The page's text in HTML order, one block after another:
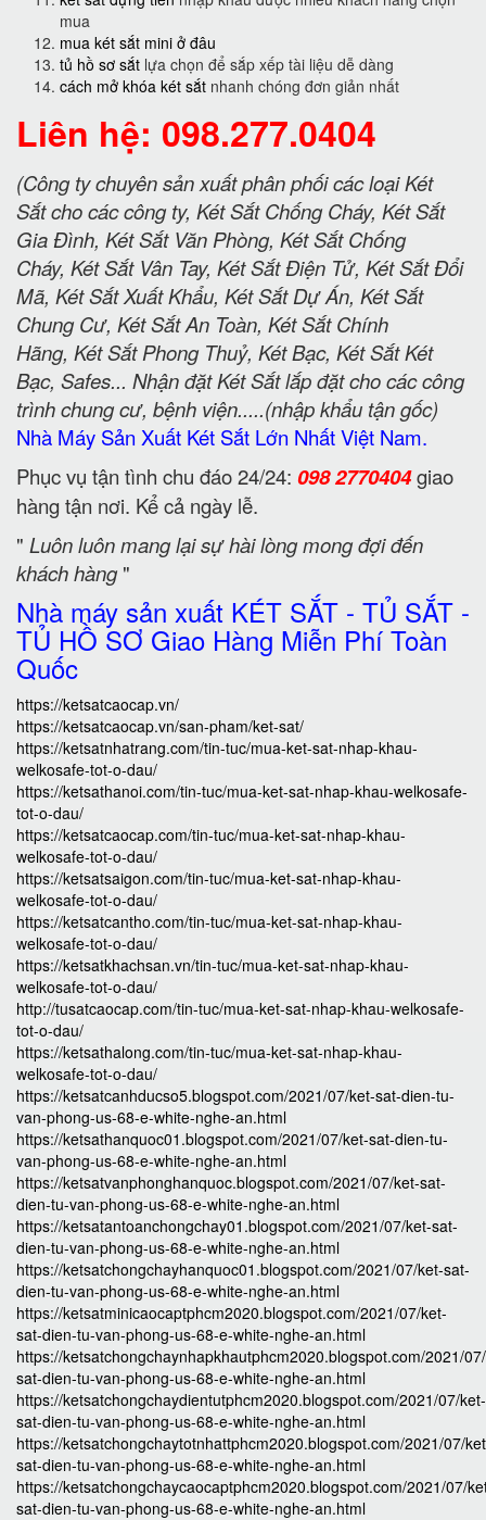
mua
mua két sắt mini ở đâu
tủ hồ sơ sắt lựa chọn để sắp xếp tài liệu dễ dàng
cách mở khóa két sắt nhanh chóng đơn giản nhất
Liên hệ: 098.277.0404
(Công ty chuyên sản xuất phân phối các loại Két
Sắt cho các công ty, Két Sắt Chống Cháy, Két Sắt
Gia Đình, Két Sắt Văn Phòng, Két Sắt Chống
Cháy, Két Sắt Vân Tay, Két Sắt Điện Tử, Két Sắt Đổi
Mã, Két Sắt Xuất Khẩu, Két Sắt Dự Án, Két Sắt
Chung Cư, Két Sắt An Toàn, Két Sắt Chính
Hãng, Két Sắt Phong Thuỷ, Két Bạc, Két Sắt Két
Bạc, Safes... Nhận đặt Két Sắt lắp đặt cho các công
trình chung cư, bệnh viện.....(nhập khẩu tận gốc)
Nhà Máy Sản Xuất Két Sắt Lớn Nhất Việt Nam.
Phục vụ tận tình chu đáo 24/24: 098 2770404giao
hàng tận nơi. Kể cả ngày lễ.
" Luôn luôn mang lại sự hài lòng mong đợi đến
khách hàng"
Nhà máy sản xuất KÉT SẮT - TỦ SẮT -
TỦ HỒ SƠ Giao Hàng Miễn Phí Toàn
Quốc
https://ketsatcaocap.vn/
https://ketsatcaocap.vn/san-pham/ket-sat/
https://ketsatnhatrang.com/tin-tuc/mua-ket-sat-nhap-khau-
welkosafe-tot-o-dau/
https://ketsathanoi.com/tin-tuc/mua-ket-sat-nhap-khau-welkosafe-
tot-o-dau/
https://ketsatcaocap.com/tin-tuc/mua-ket-sat-nhap-khau-
welkosafe-tot-o-dau/
https://ketsatsaigon.com/tin-tuc/mua-ket-sat-nhap-khau-
welkosafe-tot-o-dau/
https://ketsatcantho.com/tin-tuc/mua-ket-sat-nhap-khau-
welkosafe-tot-o-dau/
https://ketsatkhachsan.vn/tin-tuc/mua-ket-sat-nhap-khau-
welkosafe-tot-o-dau/
http://tusatcaocap.com/tin-tuc/mua-ket-sat-nhap-khau-welkosafe-
tot-o-dau/
https://ketsathalong.com/tin-tuc/mua-ket-sat-nhap-khau-
welkosafe-tot-o-dau/
https://ketsatcanhducso5.blogspot.com/2021/07/ket-sat-dien-tu-
van-phong-us-68-e-white-nghe-an.html
https://ketsathanquoc01.blogspot.com/2021/07/ket-sat-dien-tu-
van-phong-us-68-e-white-nghe-an.html
https://ketsatvanphonghanquoc.blogspot.com/2021/07/ket-sat-
dien-tu-van-phong-us-68-e-white-nghe-an.html
https://ketsatantoanchongchay01.blogspot.com/2021/07/ket-sat-
dien-tu-van-phong-us-68-e-white-nghe-an.html
https://ketsatchongchayhanquoc01.blogspot.com/2021/07/ket-sat-
dien-tu-van-phong-us-68-e-white-nghe-an.html
https://ketsatminicaocaptphcm2020.blogspot.com/2021/07/ket-
sat-dien-tu-van-phong-us-68-e-white-nghe-an.html
https://ketsatchongchaynhapkhautphcm2020.blogspot.com/2021/
sat-dien-tu-van-phong-us-68-e-white-nghe-an.html
https://ketsatchongchaydientutphcm2020.blogspot.com/2021/07/ket-
sat-dien-tu-van-phong-us-68-e-white-nghe-an.html
https://ketsatchongchaytotnhattphcm2020.blogspot.com/2021/07/
sat-dien-tu-van-phong-us-68-e-white-nghe-an.html
https://ketsatchongchaycaocaptphcm2020.blogspot.com/2021/07/
sat-dien-tu-van-phong-us-68-e-white-nghe-an.html